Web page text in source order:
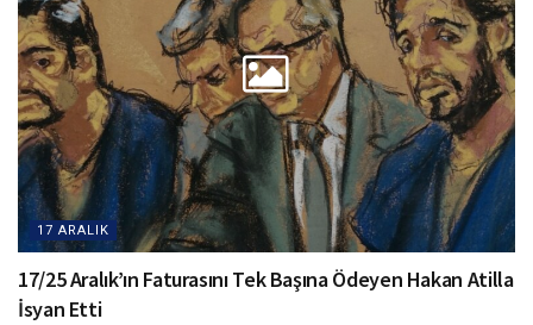
17 ARALIK
17/25 Aralık’ın Faturasını Tek Başına Ödeyen Hakan Atilla
İsyan Etti